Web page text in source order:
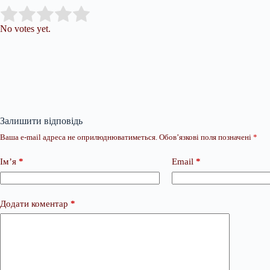
Rate this item:
No votes yet.
Залишити відповідь
Ваша e-mail адреса не оприлюднюватиметься. Обов’язкові поля позначені *
Ім’я * Email *
Додати коментар *